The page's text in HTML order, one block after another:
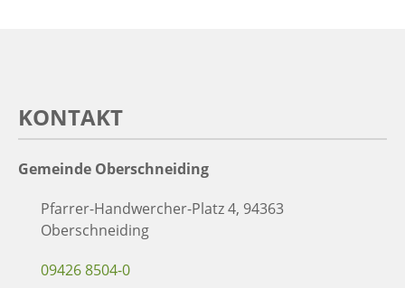
KONTAKT
Gemeinde Oberschneiding
Pfarrer-Handwercher-Platz 4, 94363
Oberschneiding
09426 8504-0